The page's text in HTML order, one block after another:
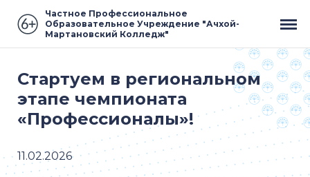
Частное Профессиональное
Образовательное Учреждение "Ачхой-
Мартановский Колледж"
Стартуем в региональном
этапе чемпионата
«Профессионалы»!
11.02.2026